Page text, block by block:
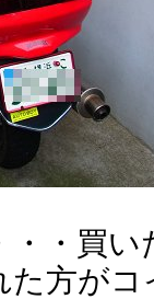
・・買
た方が